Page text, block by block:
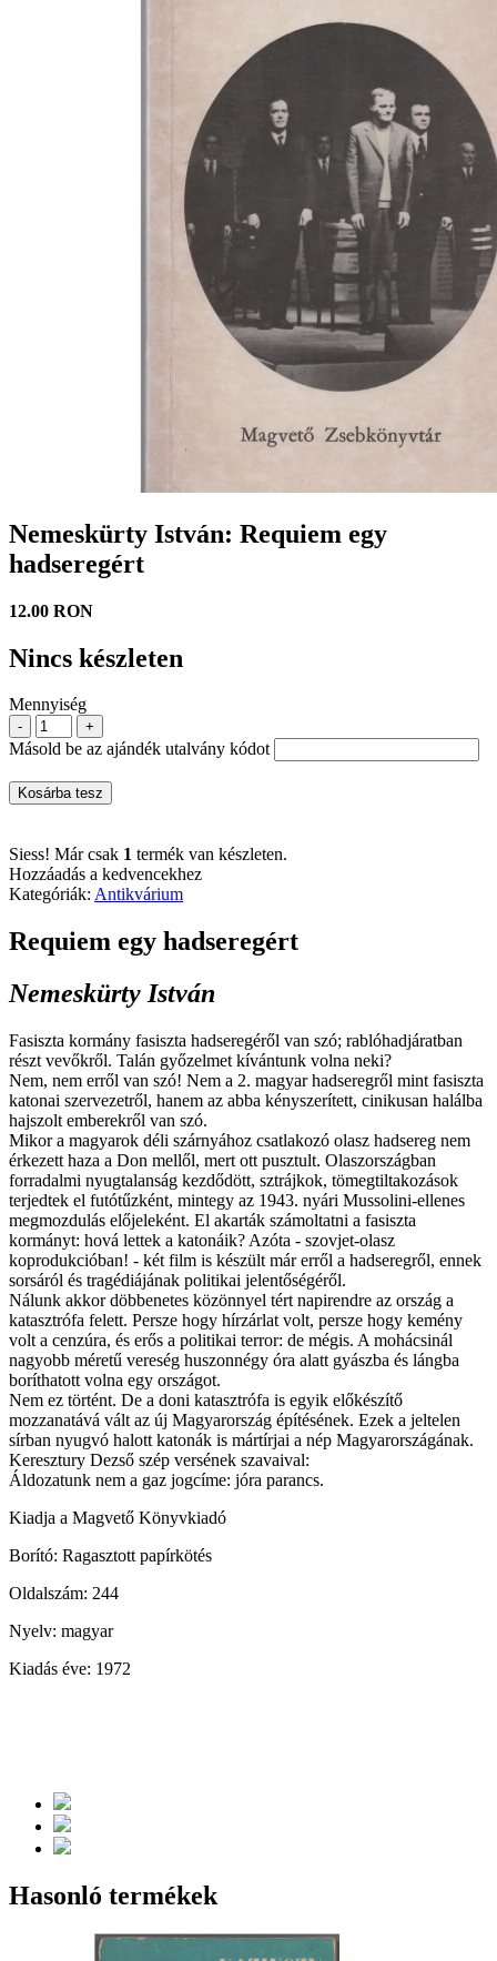
Nemeskürty István: Requiem egy
hadseregért
12.00 RON
Nincs készleten
Mennyiség
- +
Másold be az ajándék utalvány kódot
Kosárba tesz
Siess! Már csak 1 termék van készleten.
Hozzáadás a kedvencekhez
Kategóriák: Antikvárium
Requiem egy hadseregért
Nemeskürty István
Fasiszta kormány fasiszta hadseregéről van szó; rablóhadjáratban
részt vevőkről. Talán győzelmet kívántunk volna neki?
Nem, nem erről van szó! Nem a 2. magyar hadseregről mint fasiszta
katonai szervezetről, hanem az abba kényszerített, cinikusan halálba
hajszolt emberekről van szó.
Mikor a magyarok déli szárnyához csatlakozó olasz hadsereg nem
érkezett haza a Don mellől, mert ott pusztult. Olaszországban
forradalmi nyugtalanság kezdődött, sztrájkok, tömegtiltakozások
terjedtek el futótűzként, mintegy az 1943. nyári Mussolini-ellenes
megmozdulás előjeleként. El akarták számoltatni a fasiszta
kormányt: hová lettek a katonáik? Azóta - szovjet-olasz
koprodukcióban! - két film is készült már erről a hadseregről, ennek
sorsáról és tragédiájának politikai jelentőségéről.
Nálunk akkor döbbenetes közönnyel tért napirendre az ország a
katasztrófa felett. Persze hogy hírzárlat volt, persze hogy kemény
volt a cenzúra, és erős a politikai terror: de mégis. A mohácsinál
nagyobb méretű vereség huszonnégy óra alatt gyászba és lángba
boríthatott volna egy országot.
Nem ez történt. De a doni katasztrófa is egyik előkészítő
mozzanatává vált az új Magyarország építésének. Ezek a jeltelen
sírban nyugvó halott katonák is mártírjai a nép Magyarországának.
Keresztury Dezső szép versének szavaival:
Áldozatunk nem a gaz jogcíme: jóra parancs.
Kiadja a Magvető Könyvkiadó
Borító: Ragasztott papírkötés
Oldalszám: 244
Nyelv: magyar
Kiadás éve: 1972
Hasonló termékek